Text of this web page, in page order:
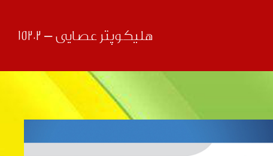
هلیکوپتر عصایی – 15202
قبلی بعدی